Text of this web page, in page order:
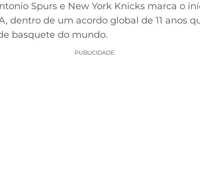
Spurs e New York Knicks marca o
dentro de um acordo global de 11 anos
basquete do mundo.
PUBLICIDADE